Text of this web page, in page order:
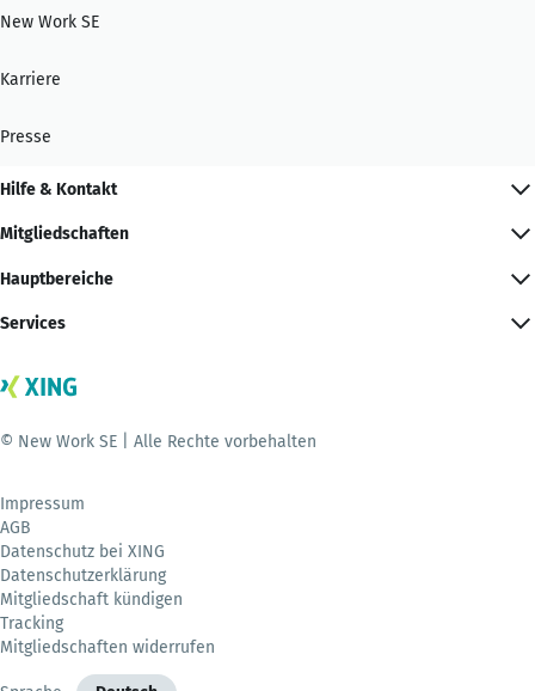
New Work SE
Karriere
Presse
Hilfe & Kontakt
Mitgliedschaften
Hauptbereiche
Services
© New Work SE | Alle Rechte vorbehalten
Impressum
AGB
Datenschutz bei XING
Datenschutzerklärung
Mitgliedschaft kündigen
Tracking
Mitgliedschaften widerrufen